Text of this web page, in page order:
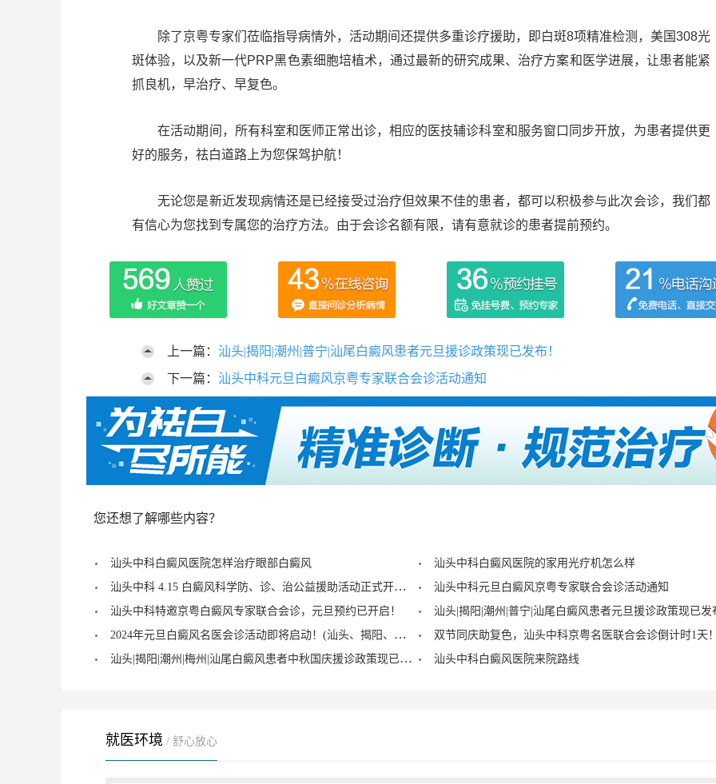
除了京粤专家们莅临指导病情外，活动期间还提供多重诊疗援助，即白斑8项精准检测，美国308光
斑体验，以及新一代PRP黑色素细胞培植术，通过最新的研究成果、治疗方案和医学进展，让患者能紧
抓良机，早治疗、早复色。
在活动期间，所有科室和医师正常出诊，相应的医技辅诊科室和服务窗口同步开放，为患者提供更
好的服务，祛白道路上为您保驾护航！
无论您是新近发现病情还是已经接受过治疗但效果不佳的患者，都可以积极参与此次会诊，我们都
有信心为您找到专属您的治疗方法。由于会诊名额有限，请有意就诊的患者提前预约。
上一篇： 汕头|揭阳|潮州|普宁|汕尾白癜风患者元旦援诊政策现已发布！
下一篇： 汕头中科元旦白癜风京粤专家联合会诊活动通知
您还想了解哪些内容？
汕头中科白癜风医院怎样治疗眼部白癜风 汕头中科白癜风医院的家用光疗机怎么样
汕头中科 4.15 白癜风科学防、诊、治公益援助活动正式开启！
汕头中科元旦白癜风京粤专家联合会诊活动通知
汕头中科特邀京粤白癜风专家联合会诊，元旦预约已开启！
汕头|揭阳|潮州|普宁|汕尾白癜风患者元旦援诊政策现已发
2024年元旦白癜风名医会诊活动即将启动！(汕头、揭阳、潮州、普宁、梅州) 双节同庆助复色，汕头中科京粤名医联合会诊倒计时1天
汕头|揭阳|潮州|梅州|汕尾白癜风患者中秋国庆援诊政策现已发布！ 汕头中科白癜风医院来院路线
就医环境 / 舒心放心